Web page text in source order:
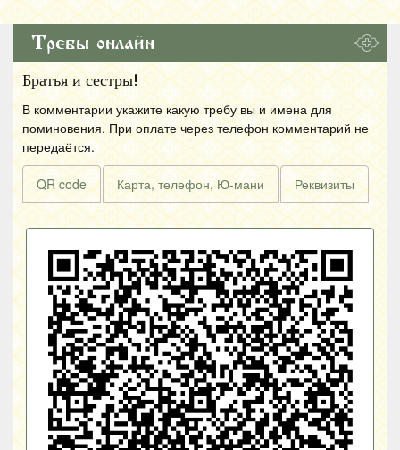
Требы онлайн
Братья и сестры!
В комментарии укажите какую требу вы и имена для
поминовения. При оплате через телефон комментарий не
передаётся.
QR code Карта, телефон, Ю-мани Реквизиты